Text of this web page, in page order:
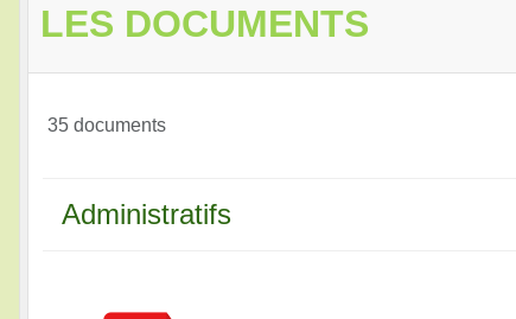
LES DOCUMENTS
35 documents
Administratifs